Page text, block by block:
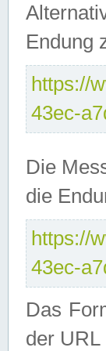
Endung
https://
43ec-
Die
die
https://
43ec-
Das
der URL